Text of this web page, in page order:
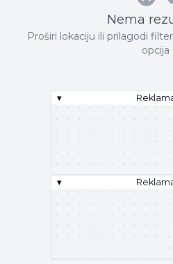
Nema
Proširi lokaciju ili prilagodi
opcija
▾
▾